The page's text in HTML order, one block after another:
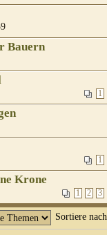
Bauern
1
1
Krone
1 2 3
Sortiere